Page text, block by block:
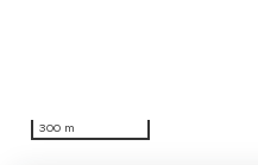
300 m